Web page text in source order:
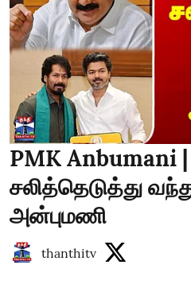
PMK Anbumani
சலித்தெடுத்து
அன்புமணி
thanthitv